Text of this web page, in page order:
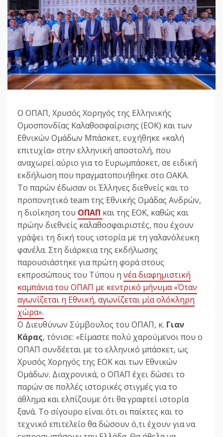
Ο ΟΠΑΠ, Χρυσός Χορηγός της Ελληνικής
Ομοσπονδίας Καλαθοσφαίρισης (ΕΟΚ) και των
Εθνικών Ομάδων Μπάσκετ, ευχήθηκε «καλή
επιτυχία» στην ελληνική αποστολή, που
αναχωρεί αύριο για το Eυρωμπάσκετ, σε ειδική
εκδήλωση που πραγματοποιήθηκε στο ΟΑΚΑ.
Το παρών έδωσαν οι Έλληνες διεθνείς και το
προπονητικό team της Εθνικής Ομάδας Ανδρών,
η διοίκηση του ΟΠΑΠ και της ΕΟΚ, καθώς και
πρώην διεθνείς καλαθοσφαιριστές, που έχουν
γράψει τη δική τους ιστορία με τη γαλανόλευκη
φανέλα. Στη διάρκεια της εκδήλωσης
παρουσιάστηκε για πρώτη φορά στους
εκπροσώπους του Τύπου η νέα διαφημιστική
καμπάνια του ΟΠΑΠ με κεντρικό μήνυμα «Όταν
αγωνίζεται η Εθνική, αγωνίζεται μία ολόκληρη
χώρα».
Ο Διευθύνων Σύμβουλος του ΟΠΑΠ, κ. Γιαν
Κάρας, τόνισε: «Είμαστε πολύ χαρούμενοι που ο
ΟΠΑΠ συνδέεται με το ελληνικό μπάσκετ, ως
Χρυσός Χορηγός της ΕΟΚ και των Εθνικών
Ομάδων. Διαχρονικά, ο ΟΠΑΠ έχει δώσει το
παρών σε πολλές ιστορικές στιγμές για το
άθλημα και ελπίζουμε ότι θα γραφτεί ιστορία
ξανά. Το σίγουρο είναι ότι οι παίκτες και το
τεχνικό επιτελείο θα δώσουν ό,τι έχουν για να